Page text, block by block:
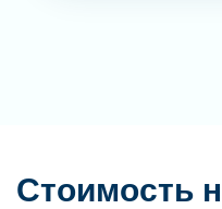
Стоимость